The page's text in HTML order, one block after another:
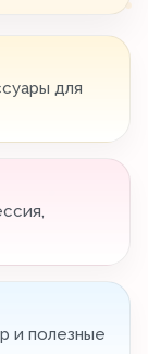
для
и полезные